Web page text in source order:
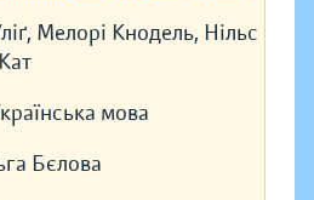
Мелорі Кнодель, Нільс
мова
Бєлова